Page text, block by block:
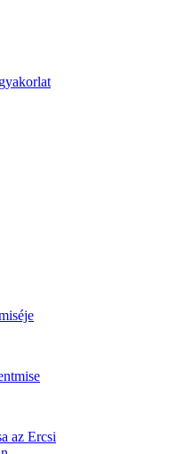
az Ercsi